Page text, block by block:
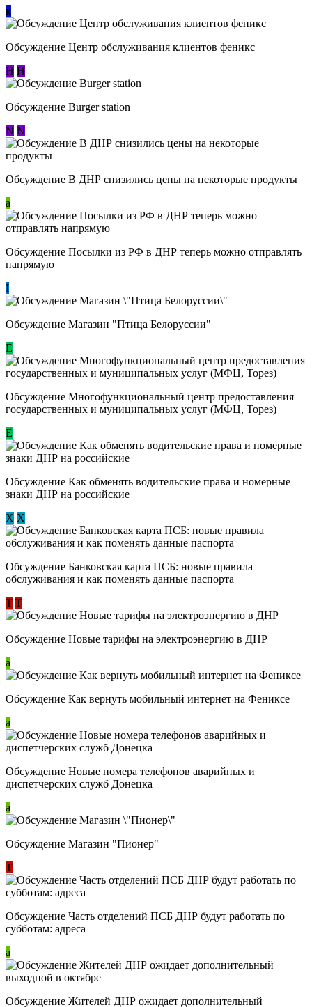
к
Обсуждение Центр обслуживания клиентов феникс
Н Н
Обсуждение Burger station
N N
Обсуждение В ДНР снизились цены на некоторые продукты
a
Обсуждение Посылки из РФ в ДНР теперь можно отправлять
напрямую
I
Обсуждение Магазин "Птица Белоруссии"
Е
Обсуждение Многофункциональный центр предоставления
государственных и муниципальных услуг (МФЦ, Торез)
E
Обсуждение ​Как обменять водительские права и номерные
знаки ДНР на российские
Х Х
Обсуждение ​Банковская карта ПСБ: новые правила
обслуживания и как поменять данные паспорта
Т Т
Обсуждение Новые тарифы на электроэнергию в ДНР
a
Обсуждение Как вернуть мобильный интернет на Фениксе
a
Обсуждение Новые номера телефонов аварийных и
диспетчерских служб Донецка
a
Обсуждение Магазин "Пионер"
Т
Обсуждение Часть отделений ПСБ ДНР будут работать по
субботам: адреса
a
Обсуждение Жителей ДНР ожидает дополнительный